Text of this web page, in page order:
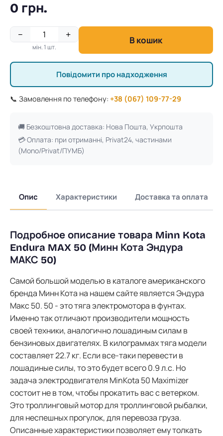
0 грн.
− +
мін. 1 шт.
В кошик
Повідомити про надходження
📞 Замовлення по телефону: +38 (067) 109-77-29
🚚 Безкоштовна доставка: Нова Пошта, Укрпошта
💳 Оплата: при отриманні, Privat24, частинами
(Mono/Privat/ПУМБ)
Опис Характеристики Доставка та оплата
Подробное описание товара Minn Kota
Endura MAX 50 (Минн Кота Эндура
МАКС 50)
Самой большой моделью в каталоге американского
бренда Минн Кота на нашем сайте является Эндура
Макс 50. 50 - это тяга электромотора в фунтах.
Именно так отличают производители мощность
своей техники, аналогично лошадиным силам в
бензиновых двигателях. В килограммах тяга модели
составляет 22.7 кг. Если все-таки перевести в
лошадиные силы, то это будет всего 0.9 л.с. Но
задача электродвигателя MinKota 50 Maximizer
состоит не в том, чтобы прокатить вас с ветерком.
Это троллинговый мотор для троллинговой рыбалки,
для неспешных прогулок, для перевоза груза.
Описанные характеристики позволяет ему толкать